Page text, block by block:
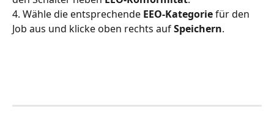
4. Wähle die entsprechende EEO-Kategorie für den
Job aus und klicke oben rechts auf Speichern.